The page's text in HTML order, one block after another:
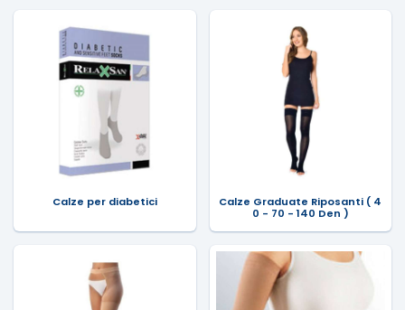
Calze per diabetici
Calze Graduate Riposanti ( 4
0 - 70 - 140 Den )